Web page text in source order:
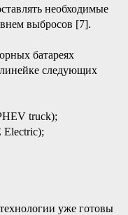
необходимые
выбросов [7].
батареях
следующих
truck);
Electric);
уже готовы